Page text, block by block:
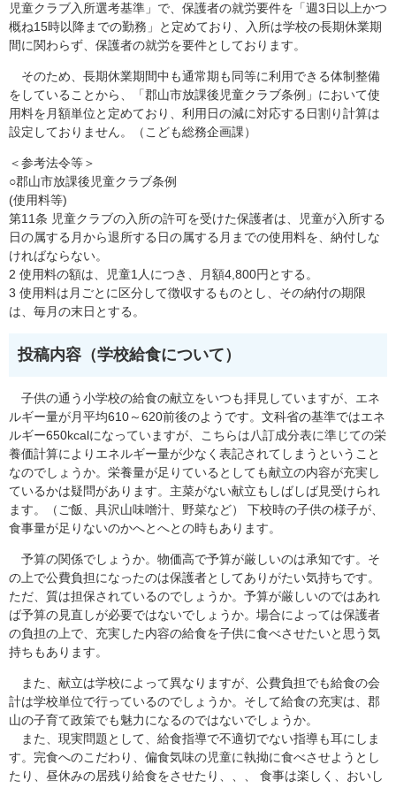
児童クラブ入所選考基準」で、保護者の就労要件を「週3日以上かつ
概ね15時以降までの勤務」と定めており、入所は学校の長期休業期
間に関わらず、保護者の就労を要件としております。
そのため、長期休業期間中も通常期も同等に利用できる体制整備
をしていることから、「郡山市放課後児童クラブ条例」において使
用料を月額単位と定めており、利用日の減に対応する日割り計算は
設定しておりません。（こども総務企画課）
＜参考法令等＞
○郡山市放課後児童クラブ条例
(使用料等)
第11条 児童クラブの入所の許可を受けた保護者は、児童が入所する
日の属する月から退所する日の属する月までの使用料を、納付しな
ければならない。
2 使用料の額は、児童1人につき、月額4,800円とする。
3 使用料は月ごとに区分して徴収するものとし、その納付の期限
は、毎月の末日とする。
投稿内容（学校給食について）
子供の通う小学校の給食の献立をいつも拝見していますが、エネ
ルギー量が月平均610～620前後のようです。文科省の基準ではエネ
ルギー650kcalになっていますが、こちらは八訂成分表に準じての栄
養価計算によりエネルギー量が少なく表記されてしまうということ
なのでしょうか。栄養量が足りているとしても献立の内容が充実し
ているかは疑問があります。主菜がない献立もしばしば見受けられ
ます。（ご飯、具沢山味噌汁、野菜など） 下校時の子供の様子が、
食事量が足りないのかへとへとの時もあります。
予算の関係でしょうか。物価高で予算が厳しいのは承知です。そ
の上で公費負担になったのは保護者としてありがたい気持ちです。
ただ、質は担保されているのでしょうか。予算が厳しいのではあれ
ば予算の見直しが必要ではないでしょうか。場合によっては保護者
の負担の上で、充実した内容の給食を子供に食べさせたいと思う気
持ちもあります。
また、献立は学校によって異なりますが、公費負担でも給食の会
計は学校単位で行っているのでしょうか。そして給食の充実は、郡
山の子育て政策でも魅力になるのではないでしょうか。
また、現実問題として、給食指導で不適切でない指導も耳にしま
す。完食へのこだわり、偏食気味の児童に執拗に食べさせようとし
たり、昼休みの居残り給食をさせたり、、、 食事は楽しく、おいし